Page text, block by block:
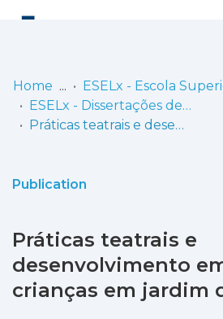
Communities
Statistics
Home
ESELx - Dissertações de Mestrado
Práticas teatrais e desenvolvimento emocional de crianças em jardim de infância
Publication
Práticas teatrais e
desenvolvimento
crianças em jardim